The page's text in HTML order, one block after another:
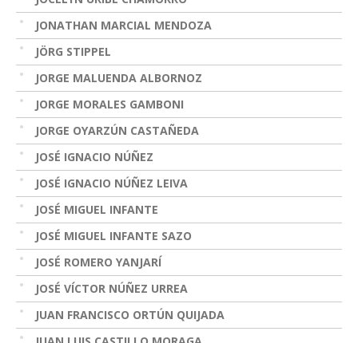
JONATHAN MARCIAL MENDOZA
JÖRG STIPPEL
JORGE MALUENDA ALBORNOZ
JORGE MORALES GAMBONI
JORGE OYARZÚN CASTAÑEDA
JOSÉ IGNACIO NÚÑEZ
JOSÉ IGNACIO NÚÑEZ LEIVA
JOSÉ MIGUEL INFANTE
JOSÉ MIGUEL INFANTE SAZO
JOSÉ ROMERO YANJARÍ
JOSÉ VÍCTOR NÚÑEZ URREA
JUAN FRANCISCO ORTÚN QUIJADA